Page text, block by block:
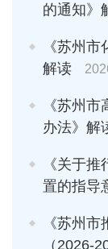
的通知》
《苏州
解读
《苏州
办法》解
《关于
置的指导
《苏州
（2026-